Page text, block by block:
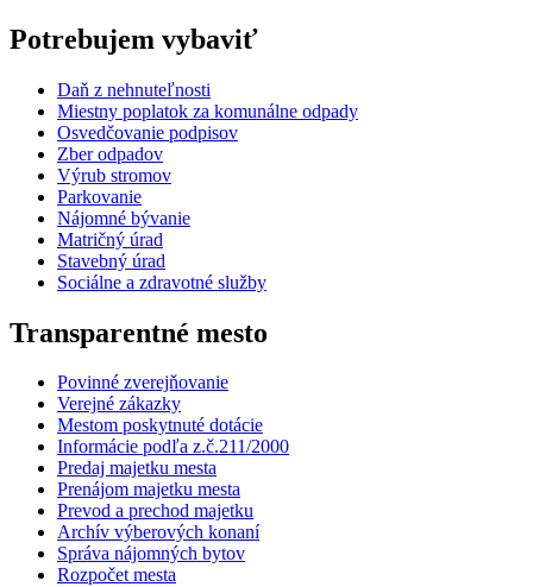
Potrebujem vybaviť
Daň z nehnuteľnosti
Miestny poplatok za komunálne odpady
Osvedčovanie podpisov
Zber odpadov
Výrub stromov
Parkovanie
Nájomné bývanie
Matričný úrad
Stavebný úrad
Sociálne a zdravotné služby
Transparentné mesto
Povinné zverejňovanie
Verejné zákazky
Mestom poskytnuté dotácie
Informácie podľa z.č.211/2000
Predaj majetku mesta
Prenájom majetku mesta
Prevod a prechod majetku
Archív výberových konaní
Správa nájomných bytov
Rozpočet mesta